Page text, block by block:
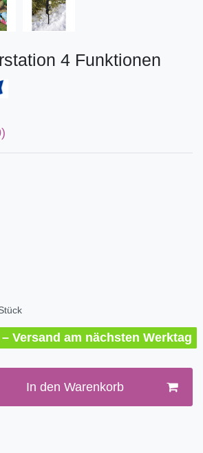
4 Funktionen
Versand am nächsten Werktag
In den Warenkorb